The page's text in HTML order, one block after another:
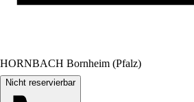
HORNBACH Bornheim (Pfalz)
Nicht reservierbar